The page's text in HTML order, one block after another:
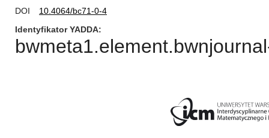
DOI
10.4064/bc71-0-4
Identyfikator YADDA